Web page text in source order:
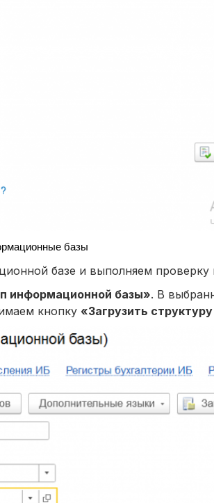
базы
базе и выполняем проверку
информационной базы». В
кнопку «Загрузить